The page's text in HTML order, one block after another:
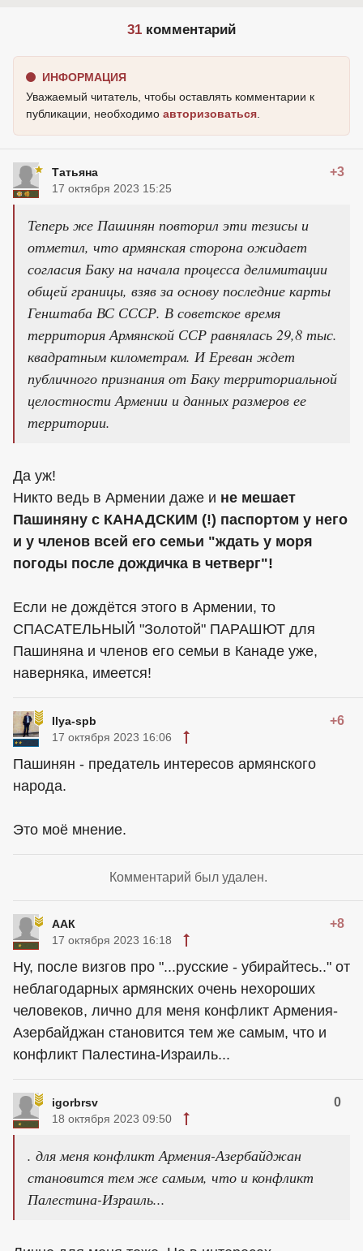
31 комментарий
ИНФОРМАЦИЯ
Уважаемый читатель, чтобы оставлять комментарии к
публикации, необходимо авторизоваться
Татьяна +3
17 октября 2023 15:25
Теперь же Пашинян повторил эти тезисы и
отметил, что армянская сторона ожидает
согласия Баку на начала процесса делимитации
общей границы, взяв за основу последние карты
Генштаба ВС СССР. В советское время
территория Армянской ССР равнялась 29,8 тыс.
квадратным километрам. И Ереван ждет
публичного признания от Баку территориальной
целостности Армении и данных размеров ее
территории.
Да уж!
Никто ведь в Армении даже и не мешает
Пашиняну с КАНАДСКИМ (!) паспортом у него
и у членов всей его семьи "ждать у моря
погоды после дождичка в четверг"!
Если не дождётся этого в Армении, то
СПАСАТЕЛЬНЫЙ "Золотой" ПАРАШЮТ для
Пашиняна и членов его семьи в Канаде уже,
наверняка, имеется!
Ilya-spb +6
17 октября 2023 16:06
Пашинян - предатель интересов армянского
народа.
Это моё мнение.
Комментарий был удален.
ААК +8
17 октября 2023 16:18
Ну, после визгов про "...русские - убирайтесь.." от
неблагодарных армянских очень нехороших
человеков, лично для меня конфликт Армения-
Азербайджан становится тем же самым, что и
конфликт Палестина-Израиль...
igorbrsv 0
18 октября 2023 09:50
. для меня конфликт Армения-Азербайджан
становится тем же самым, что и конфликт
Палестина-Израиль...